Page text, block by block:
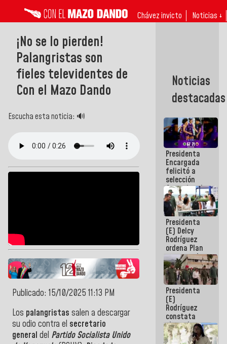
Chávez invicto Noticias ↓
¡No se lo pierden!
Palangristas son
fieles televidentes de
Con el Mazo Dando
Escucha esta noticia: 🔊
Publicado: 15/10/2025 11:13 PM
Los palangristas salen a descargar
su odio contra el secretario
general del Partido Socialista Unido
Noticias
destacadas
Presidenta
Encargada
felicitó a
selección
femenina de
baloncesto
por su
clasificación
a la
AmeriCup
2027
Presidenta
(E) Delcy
Rodríguez
ordena Plan
maestro de
desarrollo
logístico y
turístico
para La
Guaira
Presidenta
(E)
Rodríguez
constata
obras de
rehabilitación